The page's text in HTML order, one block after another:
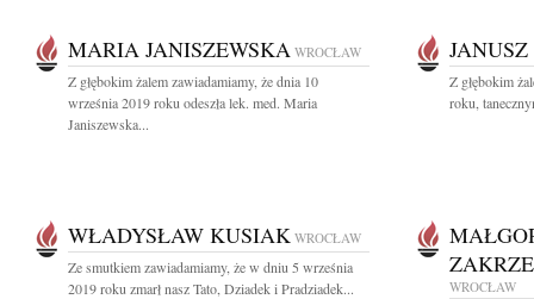
MARIA JANISZEWSKA WROCŁAW
Z głębokim żalem zawiadamiamy, że dnia 10
września 2019 roku odeszła lek. med. Maria
Janiszewska...
Z głębokim
roku,
WŁADYSŁAW KUSIAK WROCŁAW
Ze smutkiem zawiadamiamy, że w dniu 5 września
2019 roku zmarł nasz Tato, Dziadek i Pradziadek...
WROCŁAW